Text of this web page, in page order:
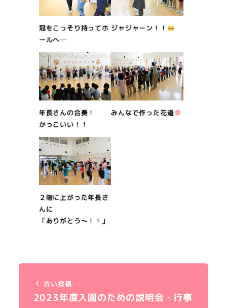
冠をこっそり持ってホ
ールへ…
ジャジャーン！！
年長さんの合奏！
かっこいい！！
みんなで作った花道
２階に上がった年長さ
んに
「ありがとう～！！」
古い投稿
2023年度入園のための説明会・行事